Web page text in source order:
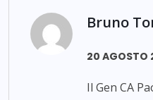
Bruno
20 AGOSTO
Il Gen CA